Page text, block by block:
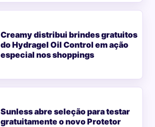
Creamy distribui brindes gratuitos
do Hydragel Oil Control em ação
especial nos shoppings
Sunless abre seleção para testar
gratuitamente o novo Protetor